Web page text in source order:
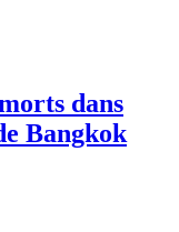
dans
Bangkok